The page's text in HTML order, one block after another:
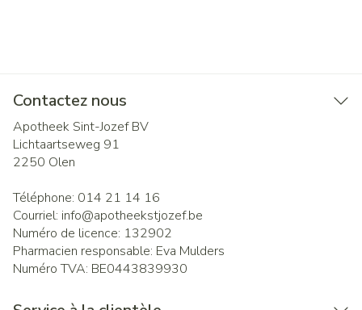
Contactez nous
Apotheek Sint-Jozef BV
Lichtaartseweg 91
2250 Olen
Téléphone: 014 21 14 16
Courriel: info@apotheekstjozef.be
Numéro de licence: 132902
Pharmacien responsable: Eva Mulders
Numéro TVA: BE0443839930